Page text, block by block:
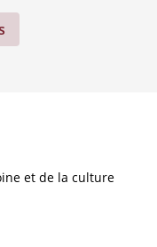
et de la culture